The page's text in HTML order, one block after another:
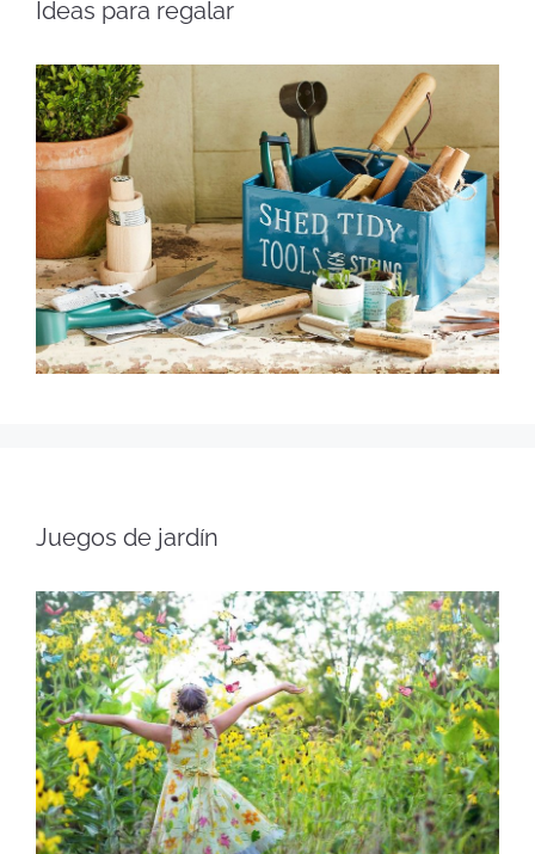
Ideas para regalar
Juegos de jardín